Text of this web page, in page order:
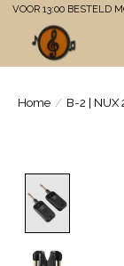
VOOR 13:00 BESTELD
Home / B-2 | NUX